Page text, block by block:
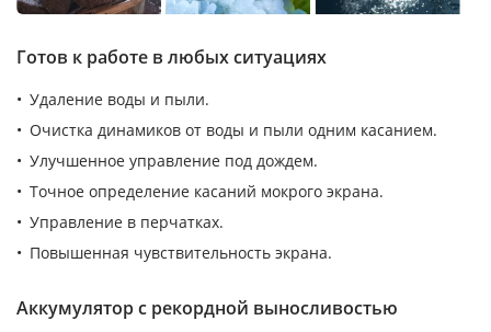
Готов к работе в любых ситуациях
Удаление воды и пыли.
Очистка динамиков от воды и пыли одним касанием.
Улучшенное управление под дождем.
Точное определение касаний мокрого экрана.
Управление в перчатках.
Повышенная чувствительность экрана.
Аккумулятор с рекордной выносливостью